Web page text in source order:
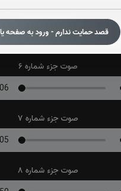
قصد حمایت ندارم - ورود به صفحه
صوت جزء شماره 6
صوت جزء شماره 7
صوت جزء شماره 8